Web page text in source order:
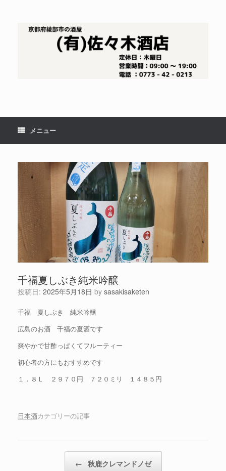
メニュー
千福夏しぶき純米吟醸
投稿日: 2025年5月18日 by sasakisaketen
千福 夏しぶき 純米吟醸
広島のお酒 千福の夏酒です
爽やかで甘酢っぱくてフルーティー
初心者の方にもおすすめです
１．８Ｌ ２９７０円 ７２０ミリ １４８５円
日本酒カテゴリーの記事
← 秋鹿クレマンドノゼ